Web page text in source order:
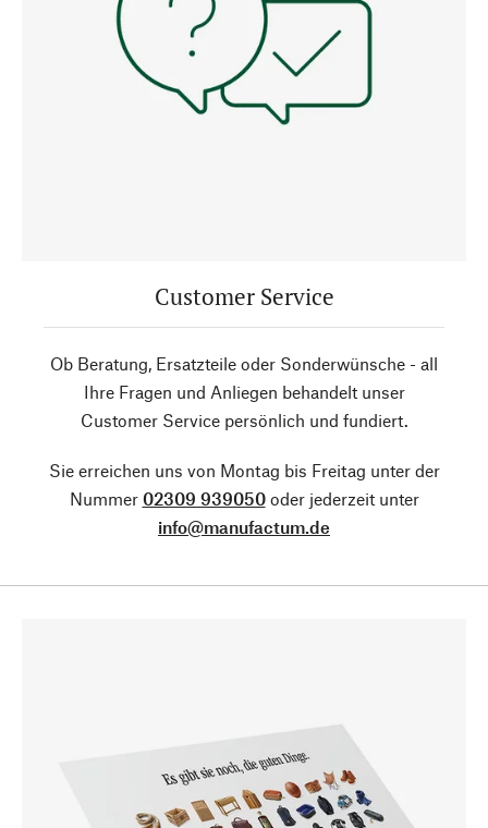
Customer Service
Ob Beratung, Ersatzteile oder Sonderwünsche - all
Ihre Fragen und Anliegen behandelt unser
Customer Service persönlich und fundiert.
Sie erreichen uns von Montag bis Freitag unter der
Nummer 02309 939050oder jederzeit unter
info@manufactum.de